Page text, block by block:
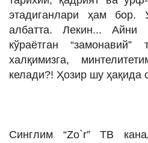
этадиганлари ҳам бор.
албатта. Лекин...
кўраётган “замонавий”
халқимизга,
келади?! Ҳозир шу ҳақида
Синглим “Zo`r” ТВ